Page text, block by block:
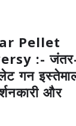
Pellet
:-
गन
और